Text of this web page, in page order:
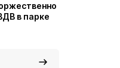
в парке